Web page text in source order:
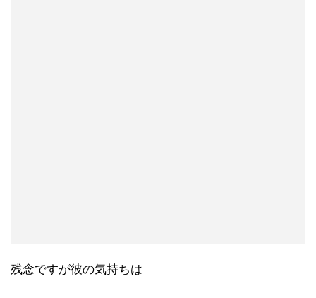
残念ですが彼の気持ちは